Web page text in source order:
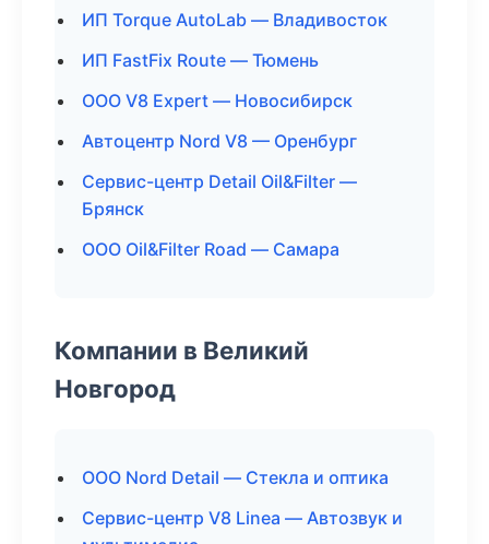
ИП Torque AutoLab — Владивосток
ИП FastFix Route — Тюмень
ООО V8 Expert — Новосибирск
Автоцентр Nord V8 — Оренбург
Сервис-центр Detail Oil&Filter —
Брянск
ООО Oil&Filter Road — Самара
Компании в Великий
Новгород
ООО Nord Detail — Стекла и оптика
Сервис-центр V8 Linea — Автозвук и